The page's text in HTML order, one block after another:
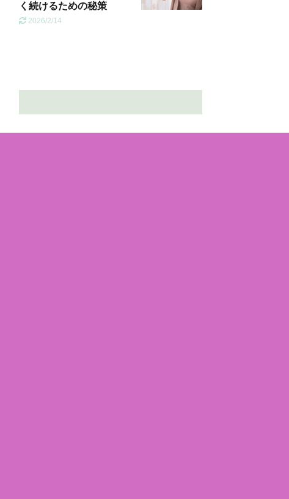
く続けるための秘策
2026/2/14